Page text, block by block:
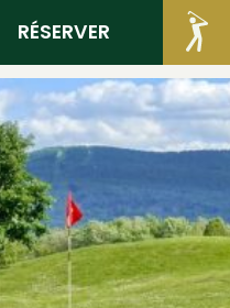
RÉSERVER
MEMBRES